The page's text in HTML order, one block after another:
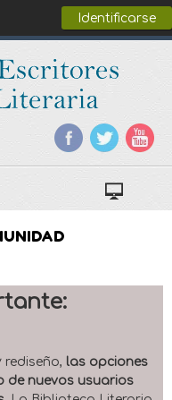
Identificarse
rediseño, las opciones
de nuevos usuarios